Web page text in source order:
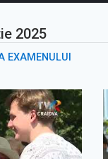
2025
EXAMENULUI